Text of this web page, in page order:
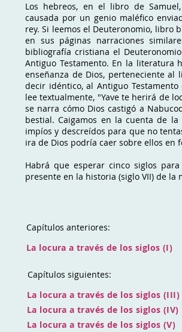
Los hebreos, en el libro de
causada por un genio maléfico
rey. Si leemos el Deuteronomio, libro
en sus páginas narraciones
bibliografía cristiana el
Antiguo Testamento. En la literatura
enseñanza de Dios, perteneciente
decir idéntico, al Antiguo
lee textualmente, "Yave te herirá de
se narra cómo Dios castigó a
bestial. Caigamos en la cuenta de
impíos y descreídos para que no
ira de Dios podría caer sobre ellos en
Habrá que esperar cinco siglos
presente en la historia (siglo VII) de
Capítulos anteriores:
La locura a través de los siglos (I)
Capítulos siguientes:
La locura a través de los siglos (III)
La locura a través de los siglos (IV)
La locura a través de los siglos (V)